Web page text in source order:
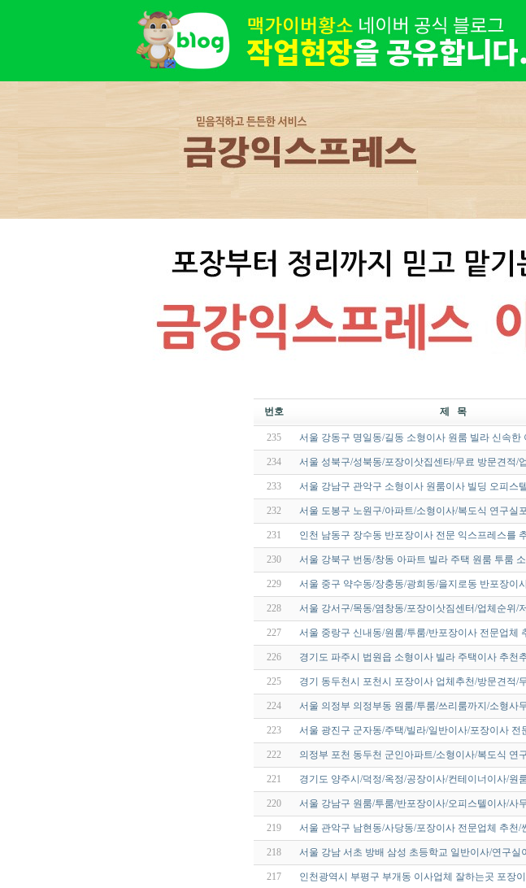
번호
제 목
235 서울 강동구 명일동/길동 소형이사 원룸 빌라 신속한
234 서울 성북구/성북동/포장이삿집센타/무료 방문견적/
233 서울 강남구 관악구 소형이사 원룸이사 빌딩 오피스
232 서울 도봉구 노원구/아파트/소형이사/복도식 연구실
231 인천 남동구 장수동 반포장이사 전문 익스프레스를
230 서울 강북구 번동/창동 아파트 빌라 주택 원룸 투룸
229 서울 중구 약수동/장충동/광희동/을지로동 반포장이
228 서울 강서구/목동/염창동/포장이삿짐센터/업체순위/
227 서울 중랑구 신내동/원룸/투룸/반포장이사 전문업체
226 경기도 파주시 법원읍 소형이사 빌라 주택이사 추천
225 경기 동두천시 포천시 포장이사 업체추천/방문견적/
224 서울 의정부 의정부동 원룸/투룸/쓰리룸까지/소형사
223 서울 광진구 군자동/주택/빌라/일반이사/포장이사 전
222 의정부 포천 동두천 군인아파트/소형이사/복도식 연
221 경기도 양주시/덕정/옥정/공장이사/컨테이너이사/원
220 서울 강남구 원룸/투룸/반포장이사/오피스텔이사/사
219 서울 관악구 남현동/사당동/포장이사 전문업체 추천
218 서울 강남 서초 방배 삼성 초등학교 일반이사/연구실
217 인천광역시 부평구 부개동 이사업체 잘하는곳 포장